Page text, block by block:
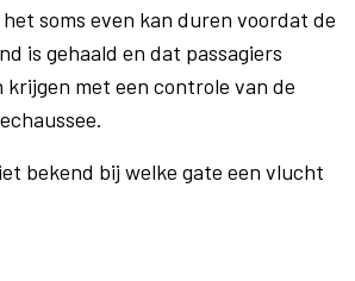
soms even kan duren voordat de
is gehaald en dat passagiers
krijgen met een controle van de
bekend bij welke gate een vlucht